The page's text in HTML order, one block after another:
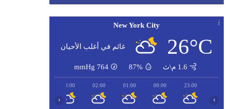
New York City
26°C غائم في أغلب الأحيان
1.6 م\ث 87%
764
mmHg
23:00
00:00
01:00
02:00
03:00
‹ ›